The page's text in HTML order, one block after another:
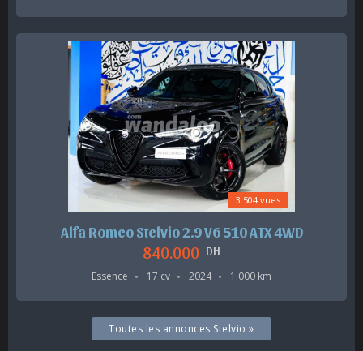
3.504 vues
Alfa Romeo Stelvio 2.9 V6 510 ATX 4WD
840.000 DH
Essence 17 cv 2024 1.000 km
Toutes les annonces Stelvio »